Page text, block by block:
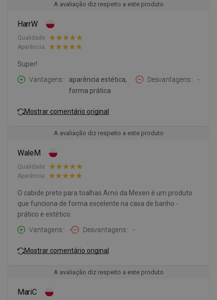
A avaliação diz respeito a este produto
HarrW
Qualidade:
Aparência:
Super!
Vantagens:
aparência estética,
forma prática
Desvantagens: -
Mostrar comentário original
A avaliação diz respeito a este produto
WaleM
Qualidade:
Aparência:
O cabide preto para toalhas Arno da Mexen é um produto
que funciona de forma excelente na casa de banho -
prático e estético.
Vantagens:
- Desvantagens: -
Mostrar comentário original
A avaliação diz respeito a este produto
MariC